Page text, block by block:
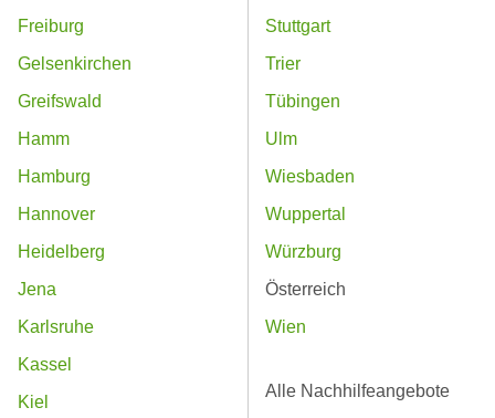
Freiburg
Gelsenkirchen
Greifswald
Hamm
Hamburg
Hannover
Heidelberg
Jena
Karlsruhe
Kassel
Kiel
Stuttgart
Trier
Tübingen
Ulm
Wiesbaden
Wuppertal
Würzburg
Österreich
Wien
Alle Nachhilfeangebote